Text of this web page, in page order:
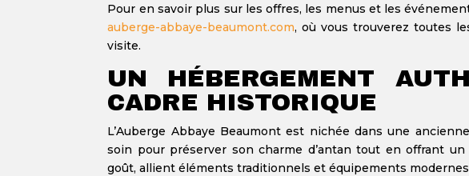
Pour en savoir plus sur les offres, les menus et les
auberge-abbaye-beaumont.com, où vous trouverez toutes
visite.
UN HÉBERGEMENT
CADRE HISTORIQUE
L’Auberge Abbaye Beaumont est nichée dans une
soin pour préserver son charme d’antan tout en offrant
goût, allient éléments traditionnels et équipements